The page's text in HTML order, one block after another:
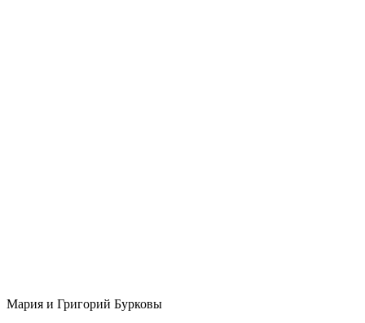
Мария и Григорий Бурковы